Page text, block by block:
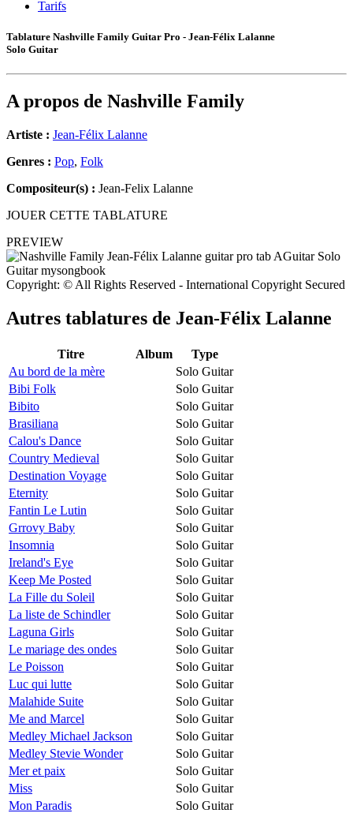
Tarifs
Tablature Nashville Family Guitar Pro - Jean-Félix Lalanne
Solo Guitar
A propos de Nashville Family
Artiste : Jean-Félix Lalanne
Genres : Pop, Folk
Compositeur(s) : Jean-Felix Lalanne
JOUER CETTE TABLATURE
PREVIEW
Copyright: © All Rights Reserved - International Copyright Secured
Autres tablatures de Jean-Félix Lalanne
Titre Album
Type
Au bord de la mère
Solo Guitar
Bibi Folk
Solo Guitar
Bibito
Solo Guitar
Brasiliana
Solo Guitar
Calou's Dance
Solo Guitar
Country Medieval
Solo Guitar
Destination Voyage
Solo Guitar
Eternity
Solo Guitar
Fantin Le Lutin
Solo Guitar
Grrovy Baby
Solo Guitar
Insomnia
Solo Guitar
Ireland's Eye
Solo Guitar
Keep Me Posted
Solo Guitar
La Fille du Soleil
Solo Guitar
La liste de Schindler
Solo Guitar
Laguna Girls
Solo Guitar
Le mariage des ondes
Solo Guitar
Le Poisson
Solo Guitar
Luc qui lutte
Solo Guitar
Malahide Suite
Solo Guitar
Me and Marcel
Solo Guitar
Medley Michael Jackson
Solo Guitar
Medley Stevie Wonder
Solo Guitar
Mer et paix
Solo Guitar
Miss
Solo Guitar
Mon Paradis
Solo Guitar